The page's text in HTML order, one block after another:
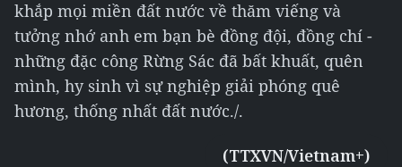
khắp mọi miền đất nước về thăm viếng và
tưởng nhớ anh em bạn bè đồng đội, đồng chí -
những đặc công Rừng Sác đã bất khuất, quên
mình, hy sinh vì sự nghiệp giải phóng quê
hương, thống nhất đất nước./.
(TTXVN/Vietnam+)